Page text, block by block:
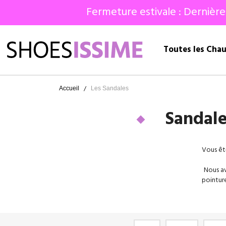
Fermeture estivale :
Toutes les
Accueil Les Sandales
Vous
Nous